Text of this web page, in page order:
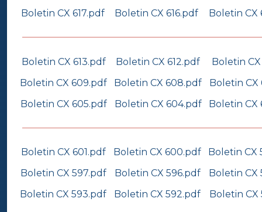
Boletin CX 617.pdf
Boletin CX 616.pdf Boletin CX
Boletin CX 613.pdf Boletin CX 612.pdf
Boletin CX
Boletin CX 609.pdf
Boletin CX 608.pdf
Boletin CX
Boletin CX 605.pdf
Boletin CX 604.pdf Boletin CX
Boletin CX 601.pdf Boletin CX 600.pdf
Boletin CX
Boletin CX 597.pdf
Boletin CX 596.pdf
Boletin CX
Boletin CX 593.pdf
Boletin CX 592.pdf Boletin CX